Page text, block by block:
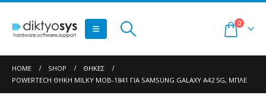
0
HOME SHOP
ΘΉΚΕΣ
POWERTECH ΘΉΚΗ MILKY MOB-1841 ΓΙΑ SAMSUNG GALAXY A42 5G, ΜΠΛΕ